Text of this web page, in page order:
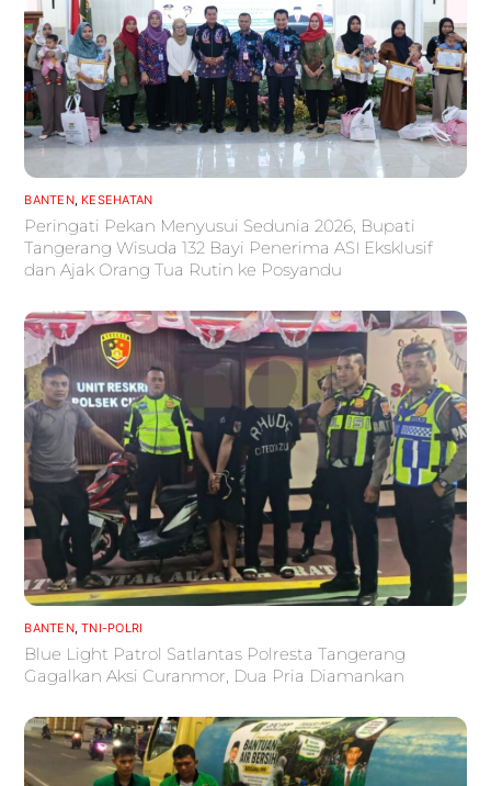
BANTEN, KESEHATAN
Peringati Pekan Menyusui Sedunia 2026, Bupati
Tangerang Wisuda 132 Bayi Penerima ASI Eksklusif
dan Ajak Orang Tua Rutin ke Posyandu
BANTEN,TNI-POLRI
Blue Light Patrol Satlantas Polresta Tangerang
Gagalkan Aksi Curanmor, Dua Pria Diamankan